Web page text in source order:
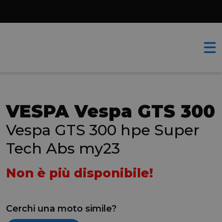
VESPA Vespa GTS 300
Vespa GTS 300 hpe Super
Tech Abs my23
Non è più disponibile!
Cerchi una moto simile?